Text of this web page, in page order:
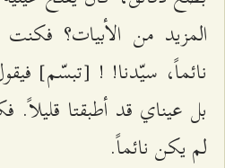
المزيد من الأبيات؟
نائماً، سيّدنا! ! [تبسّم]
بل عيناي قد أطبقتا
لم يكن نائماً.